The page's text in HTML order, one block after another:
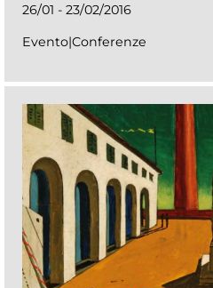
26/01 - 23/02/2016
Evento|Conferenze